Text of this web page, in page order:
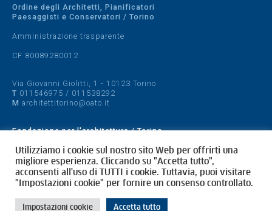
Ordine degli Architetti, Pianificatori
Paesaggisti e Conservatori / Torino
Amministrazione trasparente
CF 80089280012
Via Giovanni Giolitti, 1 - 10123 Torino
T 011546975 / 011538292
M architettitorino@oato.it
Fondazione per l'architettura / Torino
Designed by quattrolinee.it
Cookie Policy
Privacy Policy
Utilizziamo i cookie sul nostro sito Web per offrirti una
migliore esperienza. Cliccando su "Accetta tutto",
acconsenti all'uso di TUTTI i cookie. Tuttavia, puoi visitare
"Impostazioni cookie" per fornire un consenso controllato.
Impostazioni cookie Accetta tutto